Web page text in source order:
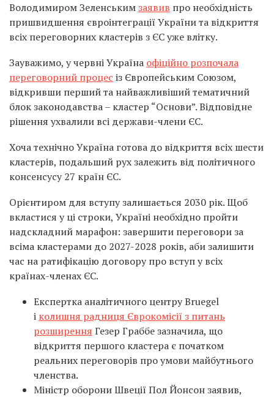
Володимиром Зеленськимзаявив про необхідність
пришвидшення євроінтеграції України та відкриття
всіх переговорних кластерів з ЄС уже влітку.
Зауважимо, у червні Україна офіційно розпочала
переговорний процес із Європейським Союзом,
відкривши перший та найважливіший тематичний
блок законодавства – кластер “Основи”. Відповідне
рішення ухвалили всі держави-члени ЄС.
Хоча технічно Україна готова до відкриття всіх шести
кластерів, подальший рух залежить від політичного
консенсусу 27 країн ЄС.
Орієнтиром для вступу залишається 2030 рік. Щоб
вкластися у ці строки, Україні необхідно пройти
надскладний марафон: завершити переговори за
всіма кластерами до 2027-2028 років, аби залишити
час на ратифікацію договору про вступ у всіх
країнах-членах ЄС.
Експертка аналітичного центру Bruegel
і колишня радниця Єврокомісії з питань
розширення Гезер Граббе зазначила, що
відкриття першого кластера є початком
реальних переговорів про умови майбутнього
членства.
Міністр оборони Швеції Пол Йонсон заявив,